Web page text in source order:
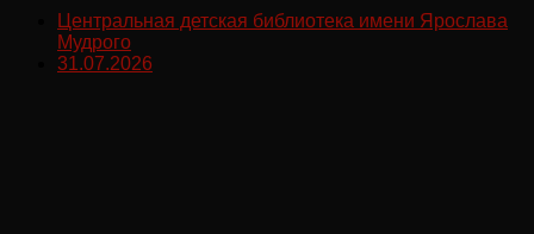
Центральная детская библиотека имени Ярослава
Мудрого
31.07.2026